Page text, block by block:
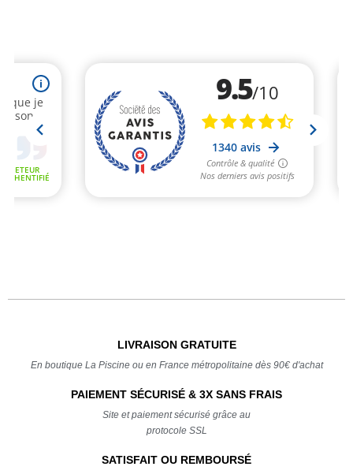
LIVRAISON GRATUITE
En boutique La Piscine ou en France métropolitaine dès 90€ d'achat
PAIEMENT SÉCURISÉ & 3X SANS FRAIS
Site et paiement sécurisé grâce au
protocole SSL
SATISFAIT OU REMBOURSÉ